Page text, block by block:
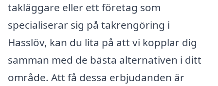
takläggare eller ett företag som
specialiserar sig på takrengöring i
Hasslöv, kan du lita på att vi kopplar dig
samman med de bästa alternativen i ditt
område. Att få dessa erbjudanden är